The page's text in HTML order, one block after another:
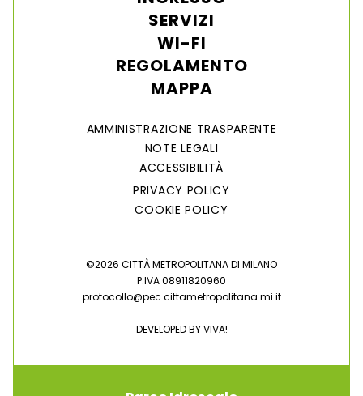
SERVIZI
WI-FI
REGOLAMENTO
MAPPA
AMMINISTRAZIONE TRASPARENTE
NOTE LEGALI
ACCESSIBILITÀ
PRIVACY POLICY
COOKIE POLICY
©2026 CITTÀ METROPOLITANA DI MILANO
P.IVA 08911820960
protocollo@pec.cittametropolitana.mi.it
DEVELOPED BYVIVA!